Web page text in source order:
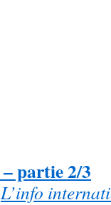
partie 2/3
L’info